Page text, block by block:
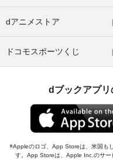
dアニメストア
ドコモスポーツくじ
dブックアプリ
Appleのロゴ、App Storeは、米国も
す。App Storeは、Apple Inc.のサー